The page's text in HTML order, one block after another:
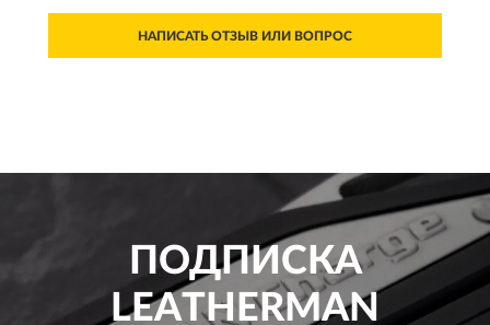
НАПИСАТЬ ОТЗЫВ ИЛИ ВОПРОС
ПОДПИСКА
LEATHERMAN